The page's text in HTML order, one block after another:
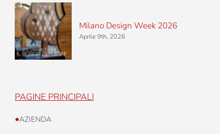
Milano Design Week 2026
Aprile 9th, 2026
PAGINE PRINCIPALI
•AZIENDA